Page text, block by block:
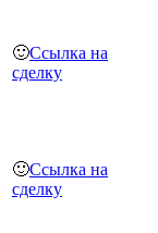
🙂Ссылка на
сделку
🙂Ссылка на
сделку